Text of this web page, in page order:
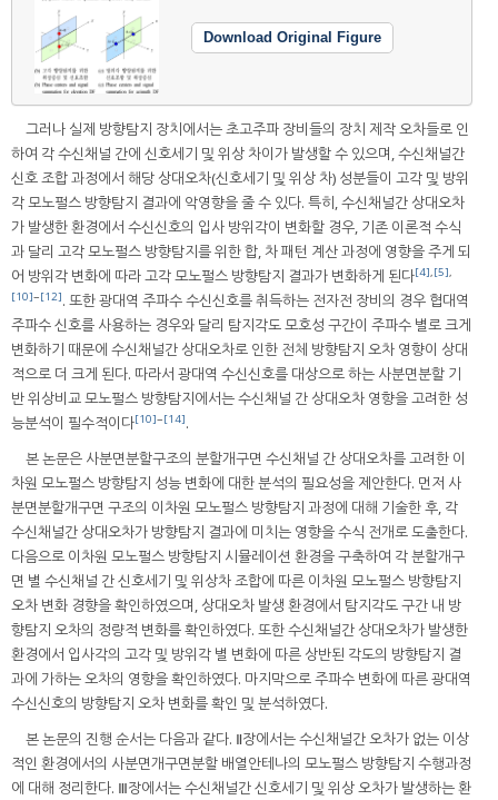
Download Original Figure
그러나 실제 방향탐지 장치에서는 초고주파 장비들의 장치 제작 오차들로 인
하여 각 수신채널 간에 신호세기 및 위상 차이가 발생할 수 있으며, 수신채널간
신호 조합 과정에서 해당 상대오차(신호세기 및 위상 차) 성분들이 고각 및 방위
각 모노펄스 방향탐지 결과에 악영향을 줄 수 있다. 특히, 수신채널간 상대오차
가 발생한 환경에서 수신신호의 입사 방위각이 변화할 경우, 기존 이론적 수식
과 달리 고각 모노펄스 방향탐지를 위한 합, 차 패턴 계산 과정에 영향을 주게 되
어 방위각 변화에 따라 고각 모노펄스 방향탐지 결과가 변화하게 된다[4],[5],
[10]~[12]. 또한 광대역 주파수 수신신호를 취득하는 전자전 장비의 경우 협대역
주파수 신호를 사용하는 경우와 달리 탐지각도 모호성 구간이 주파수 별로 크게
변화하기 때문에 수신채널간 상대오차로 인한 전체 방향탐지 오차 영향이 상대
적으로 더 크게 된다. 따라서 광대역 수신신호를 대상으로 하는 사분면분할 기
반 위상비교 모노펄스 방향탐지에서는 수신채널 간 상대오차 영향을 고려한 성
능분석이 필수적이다[10]~[14].
본 논문은 사분면분할구조의 분할개구면 수신채널 간 상대오차를 고려한 이
차원 모노펄스 방향탐지 성능 변화에 대한 분석의 필요성을 제안한다. 먼저 사
분면분할개구면 구조의 이차원 모노펄스 방향탐지 과정에 대해 기술한 후, 각
수신채널간 상대오차가 방향탐지 결과에 미치는 영향을 수식 전개로 도출한다.
다음으로 이차원 모노펄스 방향탐지 시뮬레이션 환경을 구축하여 각 분할개구
면 별 수신채널 간 신호세기 및 위상차 조합에 따른 이차원 모노펄스 방향탐지
오차 변화 경향을 확인하였으며, 상대오차 발생 환경에서 탐지각도 구간 내 방
향탐지 오차의 정량적 변화를 확인하였다. 또한 수신채널간 상대오차가 발생한
환경에서 입사각의 고각 및 방위각 별 변화에 따른 상반된 각도의 방향탐지 결
과에 가하는 오차의 영향을 확인하였다. 마지막으로 주파수 변화에 따른 광대역
수신신호의 방향탐지 오차 변화를 확인 및 분석하였다.
본 논문의 진행 순서는 다음과 같다. Ⅱ장에서는 수신채널간 오차가 없는 이상
적인 환경에서의 사분면개구면분할 배열안테나의 모노펄스 방향탐지 수행과정
에 대해 정리한다. Ⅲ장에서는 수신채널간 신호세기 및 위상 오차가 발생하는 환